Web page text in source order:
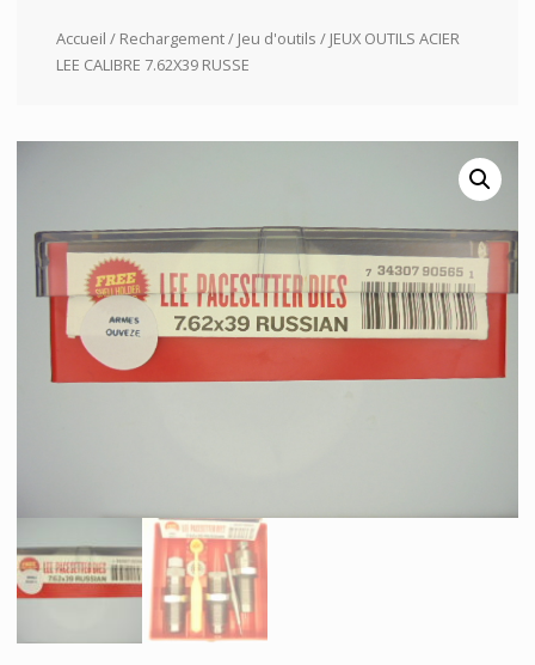
Accueil / Rechargement/ Jeu d'outils / JEUX OUTILS ACIER
LEE CALIBRE 7.62X39 RUSSE